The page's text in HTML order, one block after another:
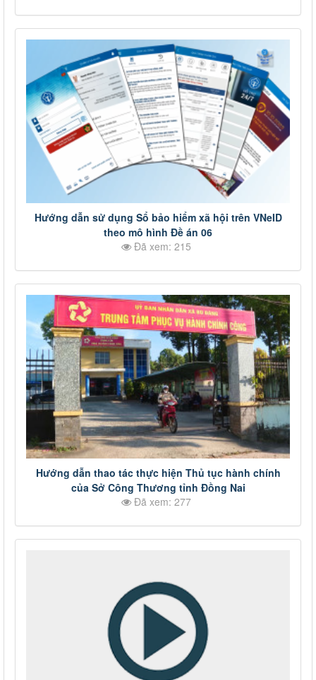
Hướng dẫn sử dụng Sổ bảo hiểm xã hội trên VNeID
theo mô hình Đề án 06
Đã xem: 215
Hướng dẫn thao tác thực hiện Thủ tục hành chính
của Sở Công Thương tỉnh Đồng Nai
Đã xem: 277